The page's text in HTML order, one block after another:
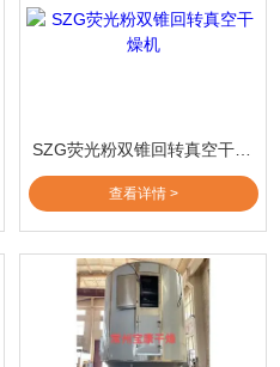
查看详情 >